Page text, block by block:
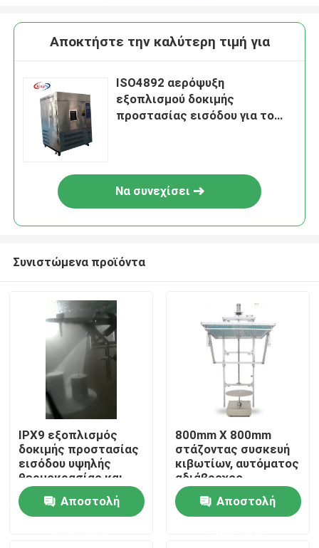
Σπίτι
Προϊόντα
Αποκτήστε την καλύτερη τιμή για
ISO4892 αερόψυξη
εξοπλισμού δοκιμής
προστασίας εισόδου για το
Να συνεχίσει
Συνιστώμενα προϊόντα
IPX9 εξοπλισμός
δοκιμής προστασίας
εισόδου υψηλής
θερμοκρασίας και
πίεση
Αποστολή
800mm X 800mm
στάζοντας συσκευή
κιβωτίων, αυτόματος
αδιάβροχος
εξοπλισμός δοκιμής
Αποστολή